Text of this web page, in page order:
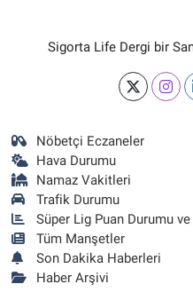
Sigorta Life Dergi bir
Nöbetçi Eczaneler
Hava Durumu
Namaz Vakitleri
Trafik Durumu
Süper Lig Puan Durumu
Tüm Manşetler
Son Dakika Haberleri
Haber Arşivi